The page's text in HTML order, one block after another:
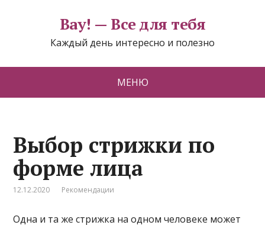
Вау! — Все для тебя
Каждый день интересно и полезно
МЕНЮ
Выбор стрижки по
форме лица
12.12.2020 Рекомендации
Одна и та же стрижка на одном человеке может